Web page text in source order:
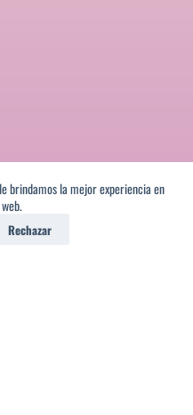
brindamos la mejor experiencia en
Rechazar